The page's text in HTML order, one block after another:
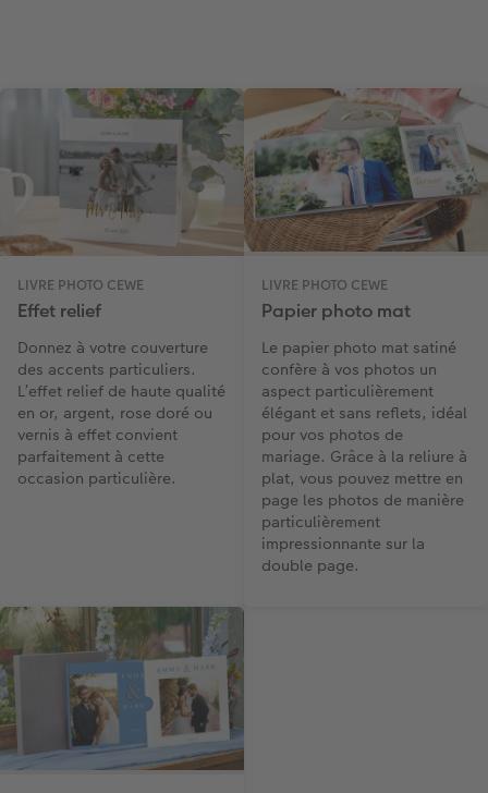
LIVRE PHOTO CEWE
Effet relief
Donnez à votre couverture
des accents particuliers.
L’effet relief de haute qualité
en or, argent, rose doré ou
vernis à effet convient
parfaitement à cette
occasion particulière.
LIVRE PHOTO CEWE
Papier photo mat
Le papier photo mat satiné
confère à vos photos un
aspect particulièrement
élégant et sans reflets, idéal
pour vos photos de
mariage. Grâce à la reliure à
plat, vous pouvez mettre en
page les photos de manière
particulièrement
impressionnante sur la
double page.